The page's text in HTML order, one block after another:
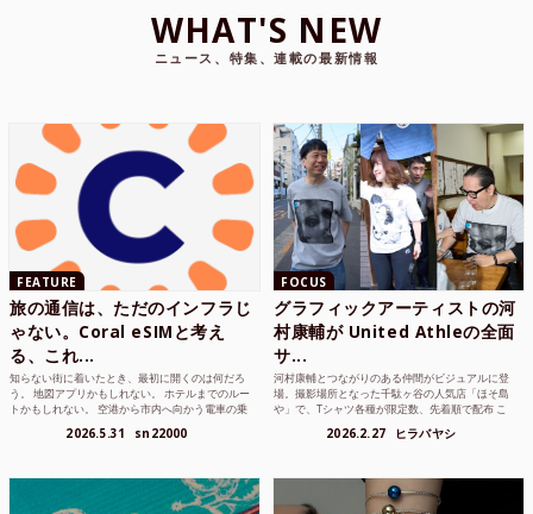
WHAT'S NEW
ニュース、特集、連載の最新情報
FEATURE
旅の通信は、ただのインフラじ
ゃない。Coral eSIMと考え
る、これ...
知らない街に着いたとき、最初に開くのは何だろ
う。 地図アプリかもしれない。 ホテルまでのルー
トかもしれない。 空港から市内へ向かう電車の乗
2026.5.31 sn22000
FOCUS
グラフィックアーティストの河
村康輔が United Athleの全面
サ...
河村康輔とつながりのある仲間がビジュアルに登
場。撮影場所となった千駄ヶ谷の人気店「ほそ島
や」で、Tシャツ各種が限定数、先着順で配布 こ
2026.2.27 ヒラバヤシ